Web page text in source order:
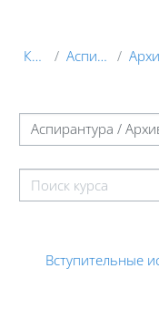
Курсы Аспирантура
Категории курсов
Поиск курса
Вступительные